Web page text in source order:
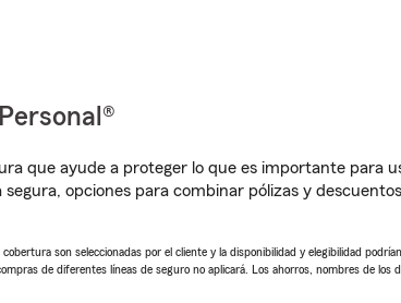
que ayude a proteger lo que es importante para
opciones para combinar pólizas y
son seleccionadas por el cliente y la disponibilidad y elegibilidad
de diferentes líneas de seguro no aplicará. Los ahorros, nombres de los